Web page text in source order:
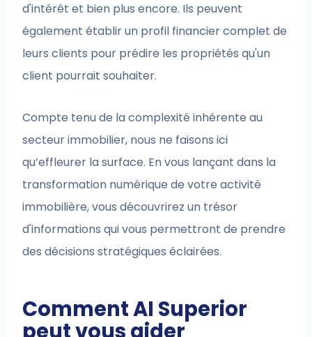
d'intérêt et bien plus encore. Ils peuvent
également établir un profil financier complet de
leurs clients pour prédire les propriétés qu'un
client pourrait souhaiter.
Compte tenu de la complexité inhérente au
secteur immobilier, nous ne faisons ici
qu’effleurer la surface. En vous lançant dans la
transformation numérique de votre activité
immobilière, vous découvrirez un trésor
d'informations qui vous permettront de prendre
des décisions stratégiques éclairées.
Comment AI Superior